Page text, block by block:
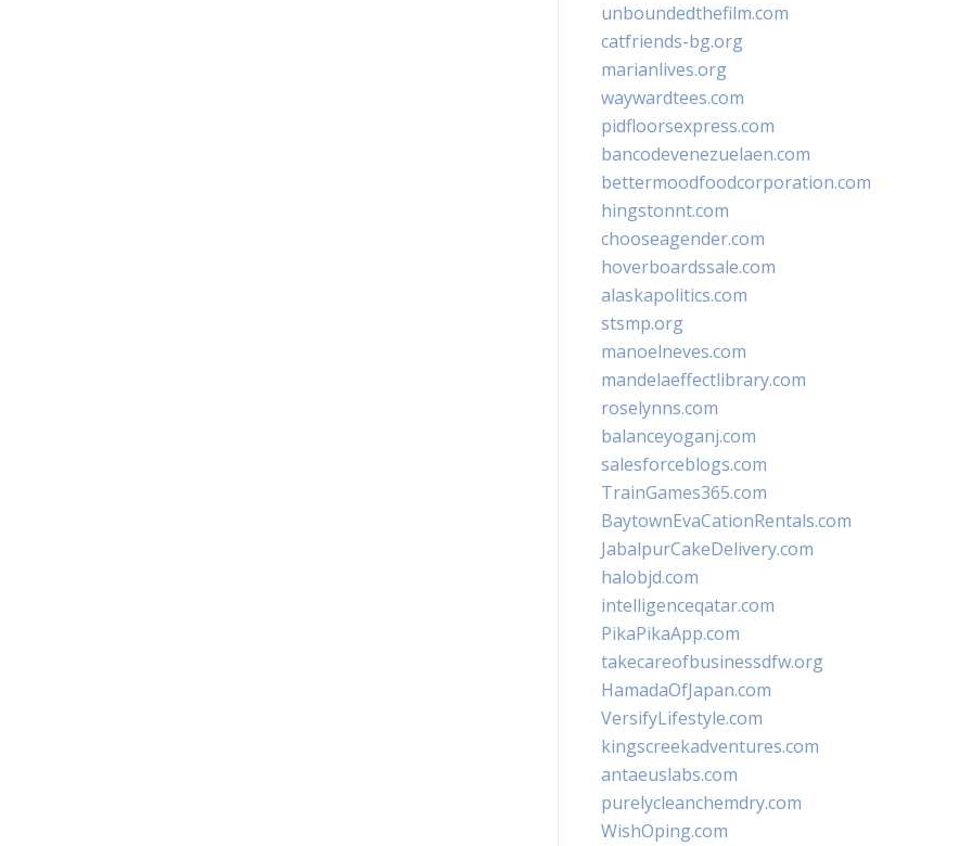
unboundedthefilm.com
catfriends-bg.org
marianlives.org
waywardtees.com
pidfloorsexpress.com
bancodevenezuelaen.com
bettermoodfoodcorporation.com
hingstonnt.com
chooseagender.com
hoverboardssale.com
alaskapolitics.com
stsmp.org
manoelneves.com
mandelaeffectlibrary.com
roselynns.com
balanceyoganj.com
salesforceblogs.com
TrainGames365.com
BaytownEvaCationRentals.com
JabalpurCakeDelivery.com
halobjd.com
intelligenceqatar.com
PikaPikaApp.com
takecareofbusinessdfw.org
HamadaOfJapan.com
VersifyLifestyle.com
kingscreekadventures.com
antaeuslabs.com
purelycleanchemdry.com
WishOping.com